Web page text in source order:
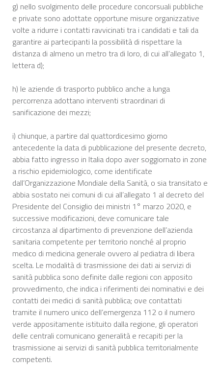
g) nello svolgimento delle procedure concorsuali pubbliche
e private sono adottate opportune misure organizzative
volte a ridurre i contatti ravvicinati tra i candidati e tali da
garantire ai partecipanti la possibilità di rispettare la
distanza di almeno un metro tra di loro, di cui all’allegato 1,
lettera d);
h) le aziende di trasporto pubblico anche a lunga
percorrenza adottano interventi straordinari di
sanificazione dei mezzi;
i) chiunque, a partire dal quattordicesimo giorno
antecedente la data di pubblicazione del presente decreto,
abbia fatto ingresso in Italia dopo aver soggiornato in zone
a rischio epidemiologico, come identificate
dall’Organizzazione Mondiale della Sanità, o sia transitato e
abbia sostato nei comuni di cui all’allegato 1 al decreto del
Presidente del Consiglio dei ministri 1° marzo 2020, e
successive modificazioni, deve comunicare tale
circostanza al dipartimento di prevenzione dell’azienda
sanitaria competente per territorio nonché al proprio
medico di medicina generale ovvero al pediatra di libera
scelta. Le modalità di trasmissione dei dati ai servizi di
sanità pubblica sono definite dalle regioni con apposito
provvedimento, che indica i riferimenti dei nominativi e dei
contatti dei medici di sanità pubblica; ove contattati
tramite il numero unico dell’emergenza 112 o il numero
verde appositamente istituito dalla regione, gli operatori
delle centrali comunicano generalità e recapiti per la
trasmissione ai servizi di sanità pubblica territorialmente
competenti.